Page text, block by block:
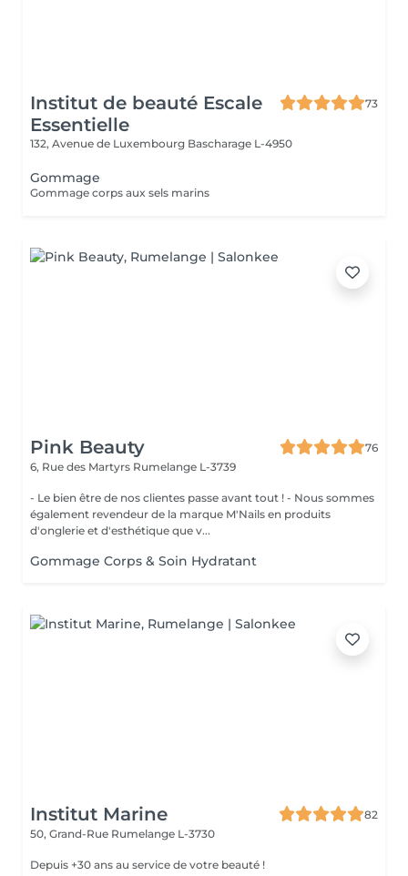
Institut de beauté Escale
Essentielle
73
132, Avenue de Luxembourg Bascharage L-4950
Gommage
Gommage corps aux sels marins
Pink Beauty
76
6, Rue des Martyrs Rumelange L-3739
- Le bien être de nos clientes passe avant tout ! - Nous sommes
également revendeur de la marque M'Nails en produits
d'onglerie et d'esthétique que v...
Gommage Corps & Soin Hydratant
Institut Marine
82
50, Grand-Rue Rumelange L-3730
Depuis +30 ans au service de votre beauté !